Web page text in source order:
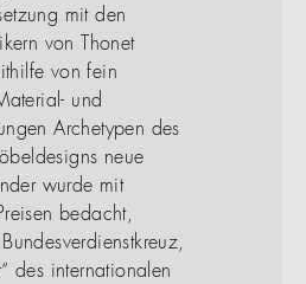
mit den
von Thonet
von fein
und
Archetypen des
neue
wurde mit
bedacht,
des internationalen